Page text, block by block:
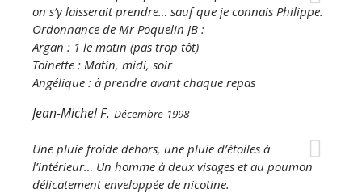
on s’y laisserait prendre… sauf que je connais Philippe.
Ordonnance de Mr Poquelin JB :
Argan : 1 le matin (pas trop tôt)
Toinette : Matin, midi, soir
Angélique : à prendre avant chaque repas
Jean-Michel F. Décembre 1998
Une pluie froide dehors, une pluie d’étoiles à
l’intérieur… Un homme à deux visages et au poumon
délicatement enveloppée de nicotine.